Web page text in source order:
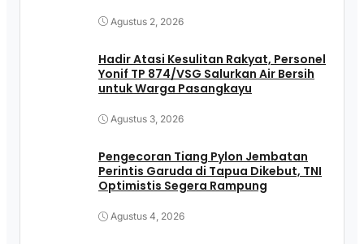
Agustus 2, 2026
Hadir Atasi Kesulitan Rakyat, Personel
Yonif TP 874/VSG Salurkan Air Bersih
untuk Warga Pasangkayu
Agustus 3, 2026
Pengecoran Tiang Pylon Jembatan
Perintis Garuda di Tapua Dikebut, TNI
Optimistis Segera Rampung
Agustus 4, 2026